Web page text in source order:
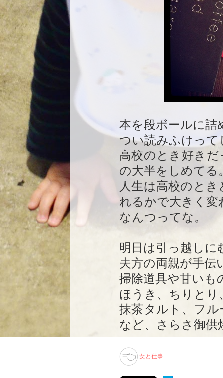
本を段ボールに詰
つい読みふけって
高校のとき好き
の大半をしめてる
人生は高校のと
れるかで大きく変
なんつってな。
明日は引っ越しに
夫方の両親が手伝
掃除道具や甘いも
ほうき、ちりとり
抹茶タルト、フ
など、さらさ御供
女と仕事